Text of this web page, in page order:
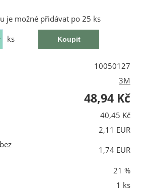
je možné přidávat po 25 ks
ks
10050127
3M
48,94 Kč
40,45 Kč
2,11 EUR
1,74 EUR
21 %
1 ks